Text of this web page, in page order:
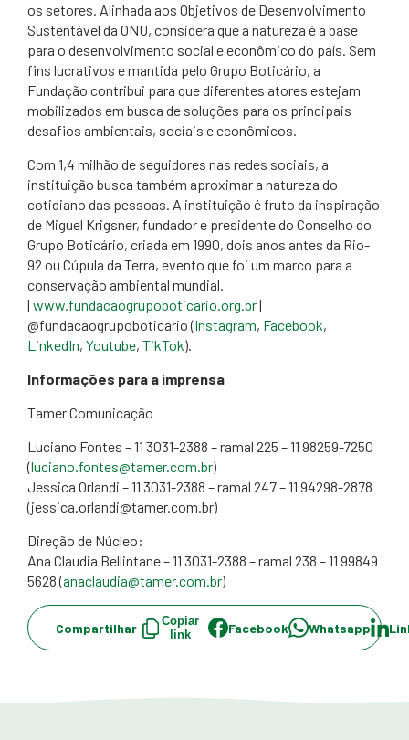
os setores. Alinhada aos Objetivos de Desenvolvimento
Sustentável da ONU, considera que a natureza é a base
para o desenvolvimento social e econômico do país. Sem
fins lucrativos e mantida pelo Grupo Boticário, a
Fundação contribui para que diferentes atores estejam
mobilizados em busca de soluções para os principais
desafios ambientais, sociais e econômicos.
Com 1,4 milhão de seguidores nas redes sociais, a
instituição busca também aproximar a natureza do
cotidiano das pessoas. A instituição é fruto da inspiração
de Miguel Krigsner, fundador e presidente do Conselho do
Grupo Boticário, criada em 1990, dois anos antes da Rio-
92 ou Cúpula da Terra, evento que foi um marco para a
conservação ambiental mundial.
| www.fundacaogrupoboticario.org.br|
@fundacaogrupoboticario (Instagram, Facebook,
LinkedIn, Youtube, TikTok).
Informações para a imprensa
Tamer Comunicação
Luciano Fontes – 11 3031-2388 – ramal 225 – 11 98259-7250
(luciano.fontes@tamer.com.br)
Jessica Orlandi – 11 3031-2388 – ramal 247 – 11 94298-2878
(jessica.orlandi@tamer.com.br)
Direção de Núcleo:
Ana Claudia Bellintane – 11 3031-2388 – ramal 238 – 11 99849
5628 (anaclaudia@tamer.com.br)
Compartilhar
Copiar
link
Facebook Whatsapp